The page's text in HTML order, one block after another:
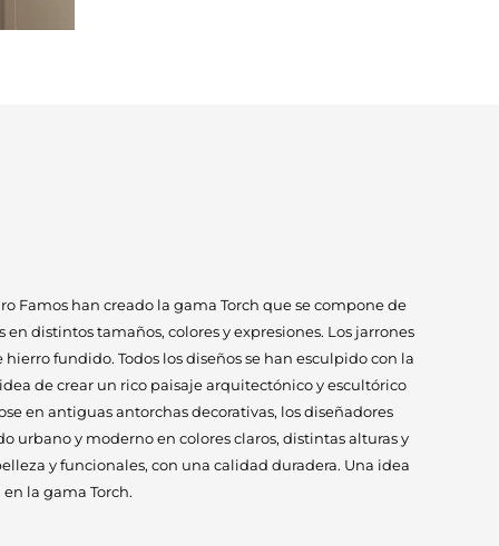
Famos han creado la gama Torch que se compone de
distintos tamaños, colores y expresiones. Los jarrones
fundido. Todos los diseños se han esculpido con la
de crear un rico paisaje arquitectónico y escultórico
en antiguas antorchas decorativas, los diseñadores
urbano y moderno en colores claros, distintas alturas y
y funcionales, con una calidad duradera. Una idea
la gama Torch.